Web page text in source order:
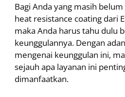
Bagi Anda yang masih
heat resistance coating dari
maka Anda harus tahu dulu
keunggulannya. Dengan
mengenai keunggulan ini,
sejauh apa layanan ini
dimanfaatkan.